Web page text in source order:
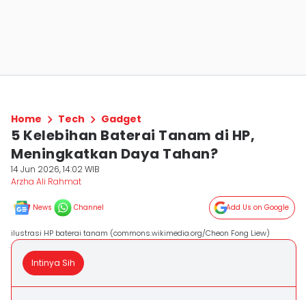
Home Tech Gadget
5 Kelebihan Baterai Tanam di HP,
Meningkatkan Daya Tahan?
14 Jun 2026, 14:02 WIB
Arzha Ali Rahmat
News Channel Add Us on Google
ilustrasi HP baterai tanam (commons.wikimedia.org/Cheon Fong Liew)
Intinya Sih